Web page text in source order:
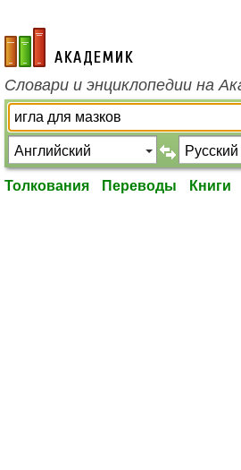
academic.ru
Словари и энциклопедии на
Толкования Переводы Книги